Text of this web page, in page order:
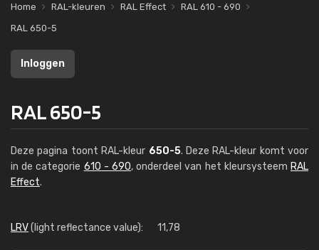
Home RAL-kleuren RAL Effect
RAL 610 - 690
RAL 650-5
Inloggen
RAL 650-5
Deze pagina toont RAL-kleur 650-5. Deze RAL-kleur komt voor
in de categorie 610 - 690, onderdeel van het kleursysteem RAL
Effect.
LRV(light reflectance value): 11,78